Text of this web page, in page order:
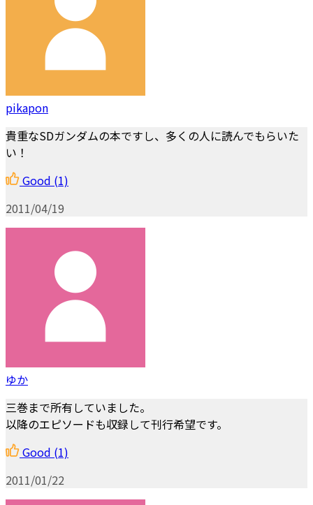
pikapon
貴重なSDガンダムの本ですし、多くの人に読んでもらいた
い！
Good (1)
2011/04/19
ゆか
三巻まで所有していました。
以降のエピソードも収録して刊行希望です。
Good (1)
2011/01/22